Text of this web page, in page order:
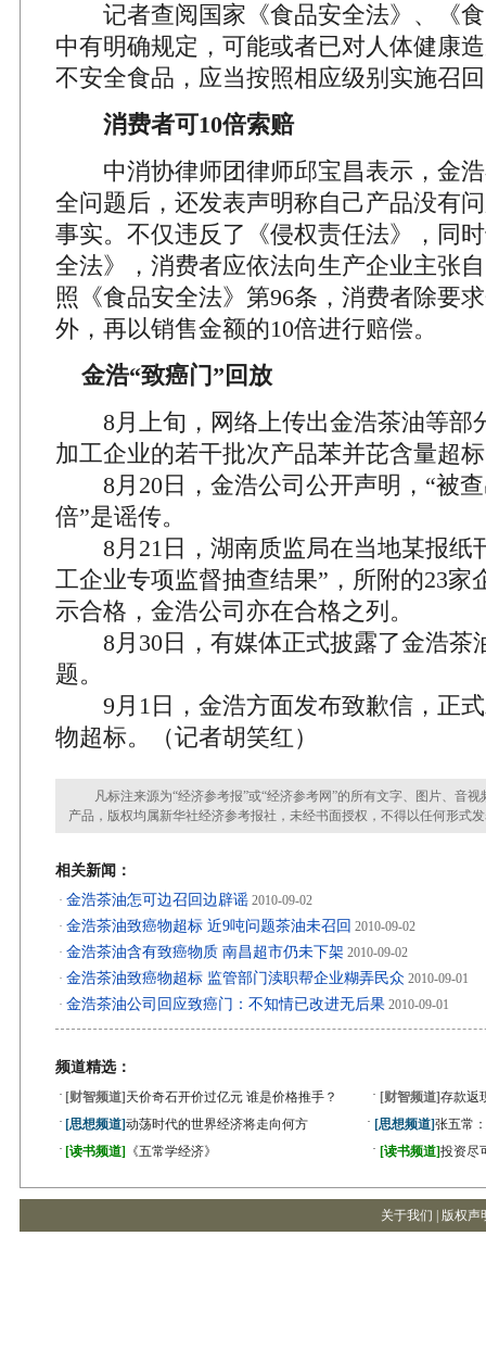
记者查阅国家《食品安全法》、《食
中有明确规定，可能或者已对人体健康
不安全食品，应当按照相应级别实施召
消费者可10倍索赔
中消协律师团律师邱宝昌表示，金浩
全问题后，还发表声明称自己产品没有
事实。不仅违反了《侵权责任法》，同
全法》，消费者应依法向生产企业主张
照《食品安全法》第96条，消费者除要
外，再以销售金额的10倍进行赔偿。
金浩“致癌门”回放
8月上旬，网络上传出金浩茶油等部
加工企业的若干批次产品苯并芘含量超
8月20日，金浩公司公开声明，“被查
倍”是谣传。
8月21日，湖南质监局在当地某报纸
工企业专项监督抽查结果”，所附的23家
示合格，金浩公司亦在合格之列。
8月30日，有媒体正式披露了金浩茶
题。
9月1日，金浩方面发布致歉信，正式
物超标。（记者胡笑红）
凡标注来源为“经济参考报”或“经济参考网”的所有文字、图片、音视
产品，版权均属新华社经济参考报社，未经书面授权，不得以任何形式
相关新闻：
· 金浩茶油怎可边召回边辟谣 2010-09-02
· 金浩茶油致癌物超标 近9吨问题茶油未召回 2010-09-02
· 金浩茶油含有致癌物质 南昌超市仍未下架 2010-09-02
· 金浩茶油致癌物超标 监管部门渎职帮企业糊弄民众 2010-09-01
· 金浩茶油公司回应致癌门：不知情已改进无后果 2010-09-01
频道精选：
· [财智频道] 天价奇石开价过亿元 谁是价格推手？ · [财智频道]存款返
· [思想频道]动荡时代的世界经济将走向何方 · [思想频道]张五常
· [读书频道] 《五常学经济》 · [读书频道]投资尽